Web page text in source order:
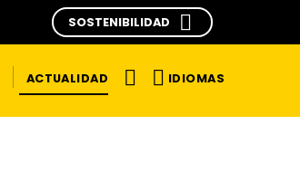
SOSTENIBILIDAD
ACTUALIDAD IDIOMAS